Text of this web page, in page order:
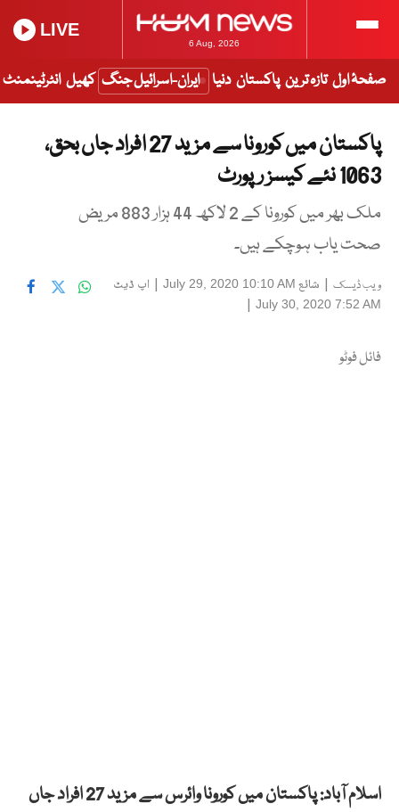
6 Aug, 2026
LIVE
صفحۂ اول تازہ ترین پاکستان دنیا ایران-اسرائیل جنگ کھیل انٹرٹینمنٹ
پاکستان میں کورونا سے مزید 27 افراد جاں بحق،
1063 نئے کیسز رپورٹ
ملک بھر میں کورونا کے 2 لاکھ 44 ہزار 883 مریض
صحت یاب ہوچکے ہیں۔
ویب ڈیسک | شائع July 29, 2020 10:10 AM
| اپ ڈیٹ
July 30, 2020 7:52 AM
|
فائل فوٹو
اسلام آباد: پاکستان میں کورونا وائرس سے مزید 27 افراد جاں